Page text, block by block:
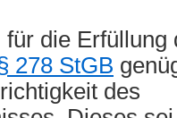
die Erfüllung
278 StGB
des